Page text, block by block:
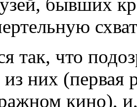
так, что
них (первая
кино),